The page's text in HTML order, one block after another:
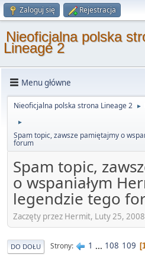
Zaloguj się Rejestracja
Nieoficjalna polska
Lineage 2
Menu główne
Nieoficjalna polska strona Lineage 2 ►
►
Spam topic, zawsze pamiętajmy o
forum
Spam topic,
o wspaniałym
legendzie tego
Zaczęty przez Hermit, Luty 25,
DO DOŁU Strony 1 ... 108 109